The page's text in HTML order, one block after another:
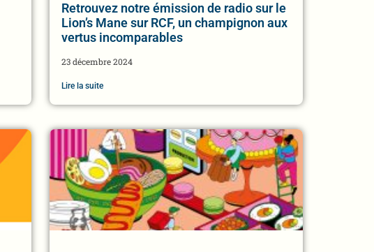
Retrouvez notre émission de radio sur le
Lion’s Mane sur RCF, un champignon aux
vertus incomparables
23 décembre 2024
Lire la suite